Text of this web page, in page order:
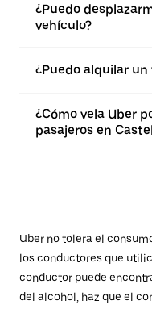
¿Puedo
vehículo?
¿Puedo alquilar
¿Cómo vela Uber
pasajeros en
Uber no tolera el
los conductores que
conductor puede
del alcohol, haz que el